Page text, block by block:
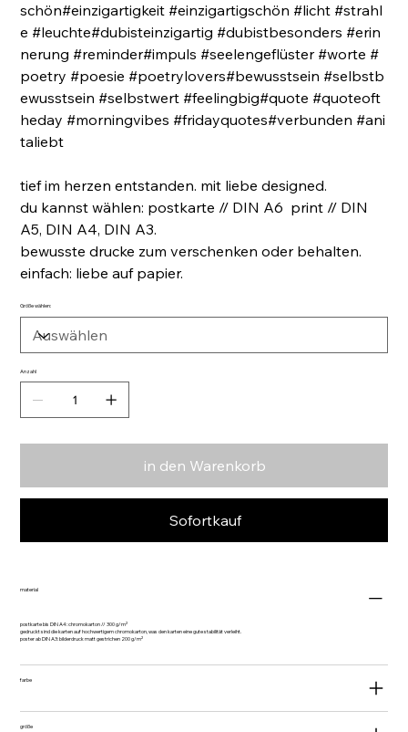
schön#einzigartigkeit #einzigartigschön #licht #strahl
e #leuchte#dubisteinzigartig #dubistbesonders #erin
nerung #reminder#impuls #seelengeflüster #worte #
poetry #poesie #poetrylovers#bewusstsein #selbstb
ewusstsein #selbstwert #feelingbig#quote #quoteoft
heday #morningvibes #fridayquotes#verbunden #ani
taliebt
tief im herzen entstanden. mit liebe designed.
du kannst wählen: postkarte // DIN A6 print // DIN
A5, DIN A4, DIN A3.
bewusste drucke zum verschenken oder behalten.
einfach: liebe auf papier.
Größe wählen:
Anzahl
in den Warenkorb
Sofortkauf
material
postkarte bis DIN A4: chromokarton // 300 g/m²
gedruckt sind die karten auf hochwertigem chromokarton, was den karten eine gute stabilität verleiht.
poster ab DIN A3: bilderdruck matt gestrichen 200 g/m²
farbe
größe